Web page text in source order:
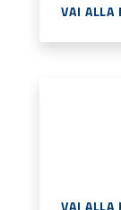
VAI ALLA
VAI ALLA